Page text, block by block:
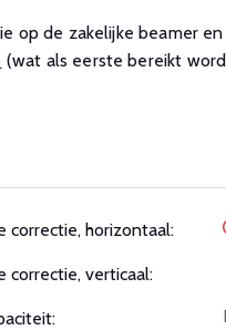
op de zakelijke beamer
(wat als eerste bereikt
correctie, horizontaal:
correctie, verticaal: